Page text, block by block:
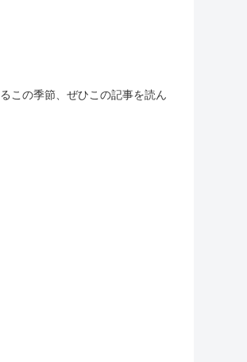
この季節、ぜひこの記事を読ん